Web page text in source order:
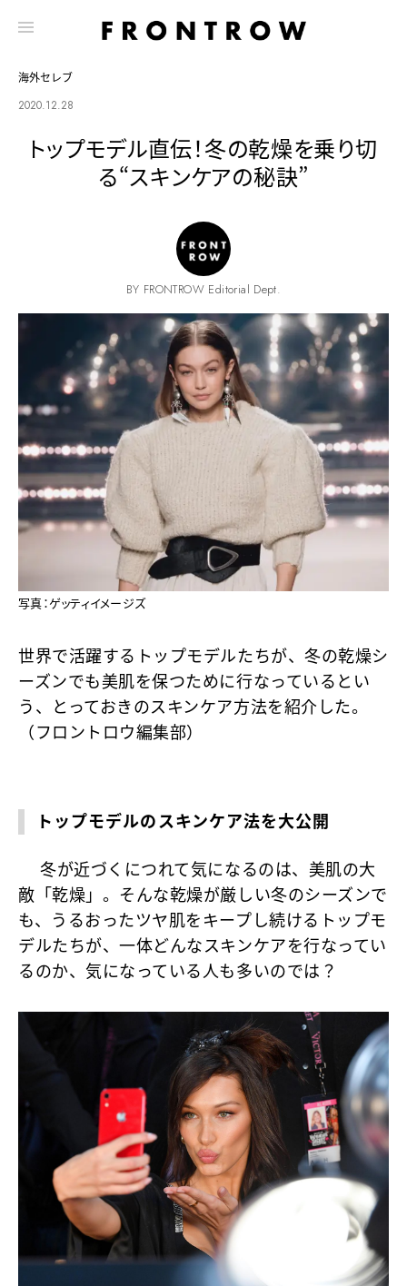
海外セレブ
2020.12.28
トップモデル直伝！冬の乾燥を乗り切
る“スキンケアの秘訣”
BY FRONTROW Editorial Dept.
写真：ゲッティイメージズ
世界で活躍するトップモデルたちが、冬の乾燥シ
ーズンでも美肌を保つために行なっているとい
う、とっておきのスキンケア方法を紹介した。
（フロントロウ編集部）
トップモデルのスキンケア法を大公開
冬が近づくにつれて気になるのは、美肌の大
敵「乾燥」。そんな乾燥が厳しい冬のシーズンで
も、うるおったツヤ肌をキープし続けるトップモ
デルたちが、一体どんなスキンケアを行なってい
るのか、気になっている人も多いのでは？